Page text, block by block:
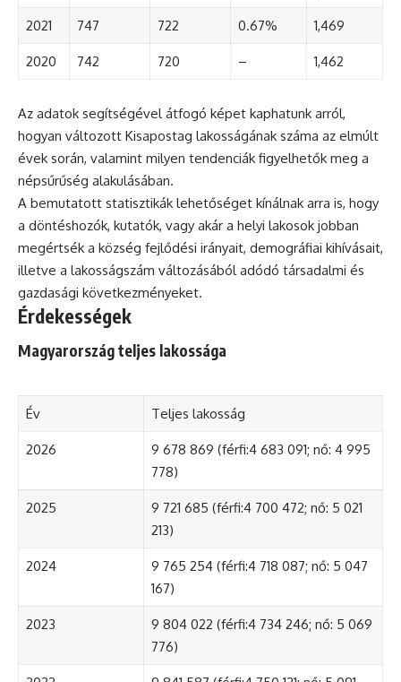
2021 747 722 0.67% 1,469
2020 742 720 – 1,462
Az adatok segítségével átfogó képet kaphatunk arról,
hogyan változott Kisapostag lakosságának száma az elmúlt
évek során, valamint milyen tendenciák figyelhetők meg a
népsűrűség alakulásában.
A bemutatott statisztikák lehetőséget kínálnak arra is, hogy
a döntéshozók, kutatók, vagy akár a helyi lakosok jobban
megértsék a község fejlődési irányait, demográfiai kihívásait,
illetve a lakosságszám változásából adódó társadalmi és
gazdasági következményeket.
Érdekességek
Magyarország teljes lakossága
Év Teljes lakosság
2026
9 678 869 (férfi:4 683 091; nő: 4 995
778)
2025
9 721 685 (férfi:4 700 472; nő: 5 021
213)
2024
9 765 254 (férfi:4 718 087; nő: 5 047
167)
2023
9 804 022 (férfi:4 734 246; nő: 5 069
776)